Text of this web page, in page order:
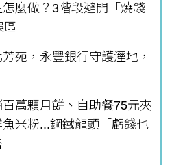
麼做？3階段避開「燒錢
區
苑，永豐銀行守護溼地，
萬顆月餅、自助餐75元夾
米粉...鋼鐵龍頭「虧錢也